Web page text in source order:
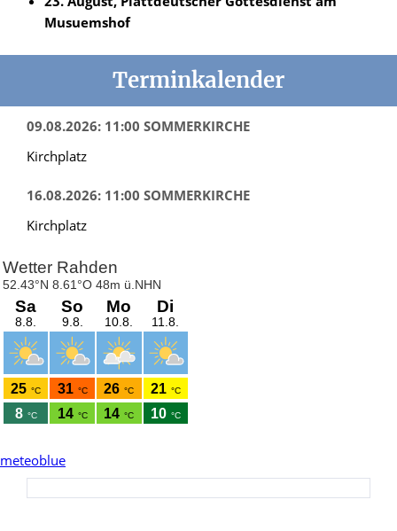
Musuemshof
Terminkalender
09.08.2026: 11:00 SOMMERKIRCHE
Kirchplatz
16.08.2026: 11:00 SOMMERKIRCHE
Kirchplatz
meteoblue